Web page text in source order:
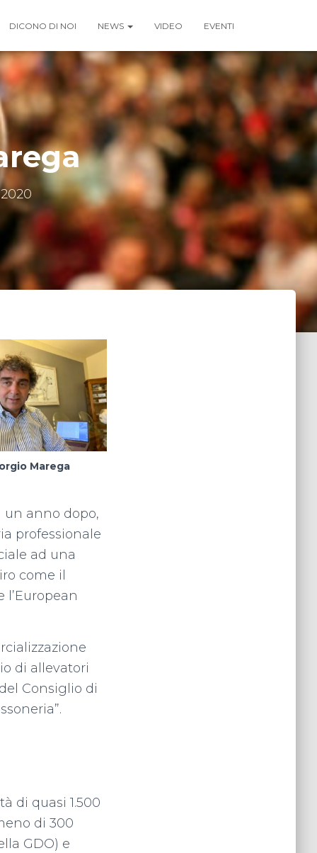
DICONO DI NOI NEWS VIDEO EVENTI
Marega
un anno dopo,
professionale
ad una
come il
di allevatori
Consiglio di
di quasi 1.500
di 300
GDO) e